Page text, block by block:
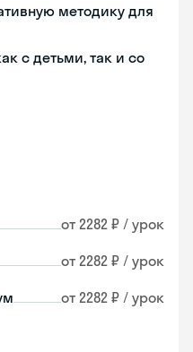
методику для
с детьми, так и со
от 2282 ₽ / урок
от 2282 ₽ / урок
от 2282 ₽ / урок